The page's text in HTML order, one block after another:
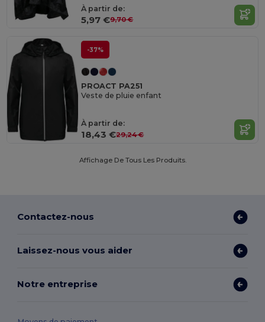
À partir de:
5,97 €9,70 €
-37%
PROACT PA251
Veste de pluie enfant
À partir de:
18,43 €29,24 €
Affichage De Tous Les Produits.
Contactez-nous
Laissez-nous vous aider
Notre entreprise